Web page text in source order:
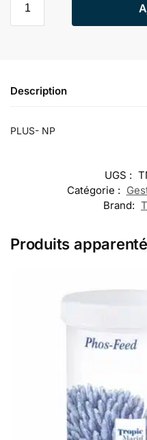
Description
PLUS- NP
UGS :
Catégorie :
Brand:
Produits